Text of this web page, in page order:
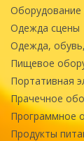
Оборудование
Одежда сцены
Одежда,
Пищевое
Портативная
Прачечное
Программное
Продукты